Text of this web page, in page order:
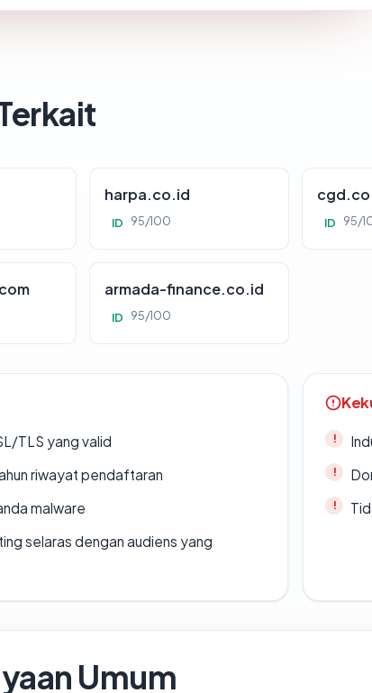
harpa.co.id
ID 95/100 ID 95/
armada-finance.co.id
ID 95/100
TLS yang valid
riwayat pendaftaran
malware
selaras dengan audiens yang
Umum